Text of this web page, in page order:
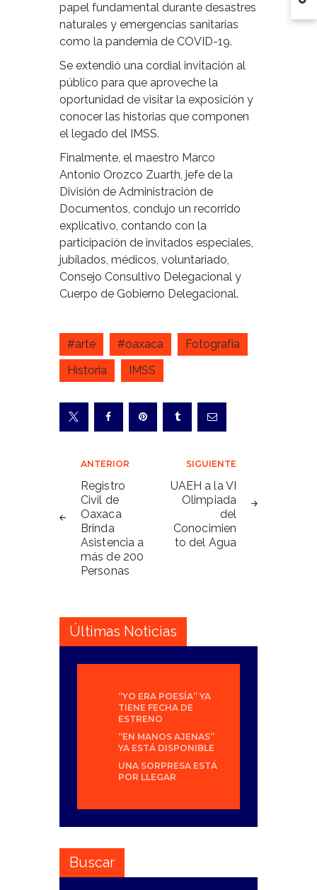
papel fundamental durante desastres
naturales y emergencias sanitarias
como la pandemia de COVID-19.
Se extendió una cordial invitación al
público para que aproveche la
oportunidad de visitar la exposición y
conocer las historias que componen
el legado del IMSS.
Finalmente, el maestro Marco
Antonio Orozco Zuarth, jefe de la
División de Administración de
Documentos, condujo un recorrido
explicativo, contando con la
participación de invitados especiales,
jubilados, médicos, voluntariado,
Consejo Consultivo Delegacional y
Cuerpo de Gobierno Delegacional.
#arte #oaxaca
Fotografía
Historia
IMSS
Navegación
de
entradas
ANTERIOR
Registro
Civil de
Oaxaca
Brinda
Asistencia a
más de 200
Personas
SIGUIENTE
UAEH a la VI
Olimpiada
del
Conocimien
to del Agua
Últimas Noticias
“YO ERA POESÍA” YA
TIENE FECHA DE
ESTRENO
“EN MANOS AJENAS”
YA ESTÁ DISPONIBLE
UNA SORPRESA ESTÁ
POR LLEGAR
Buscar